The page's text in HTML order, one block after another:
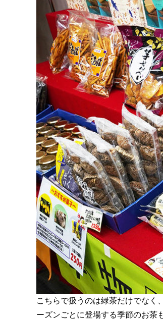
こちらで扱うのは緑茶だけでなく
ーズンごとに登場する季節のお茶